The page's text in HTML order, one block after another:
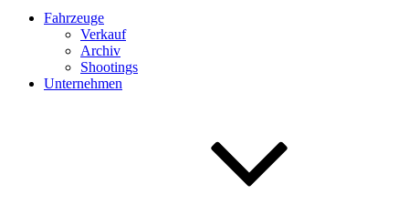
Fahrzeuge
Verkauf
Archiv
Shootings
Unternehmen